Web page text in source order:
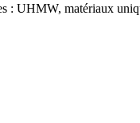
: UHMW, matériaux